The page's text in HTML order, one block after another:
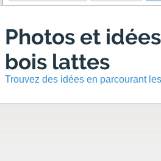
Photos et
bois lattes
Trouvez des idées en parcourant